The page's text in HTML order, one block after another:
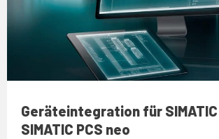
Geräteintegration für SIMATIC
SIMATIC PCS neo